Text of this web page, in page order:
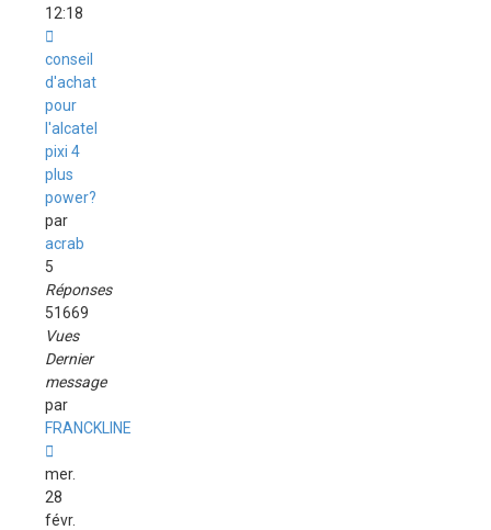
12:18
conseil
d'achat
pour
l'alcatel
pixi 4
plus
power?
par
acrab
5
Réponses
51669
Vues
Dernier
message
par
FRANCKLINE
mer.
28
févr.